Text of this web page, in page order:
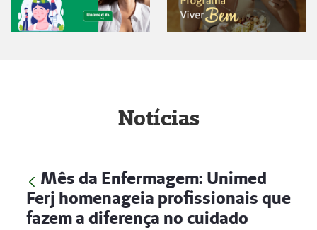
Notícias
Mês da Enfermagem: Unimed
Ferj homenageia profissionais que
fazem a diferença no cuidado